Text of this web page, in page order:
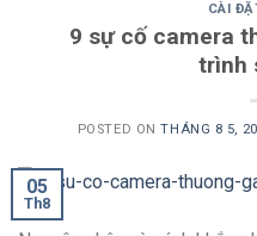
CÀI
9 sự cố camera
trình
POSTED ONTHÁNG 8 5,
05
Th8